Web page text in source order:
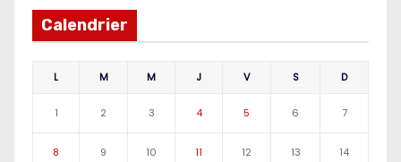
Calendrier
L M M J V S D
1 2 3 4 5 6 7
8 9 10 11 12 13 14